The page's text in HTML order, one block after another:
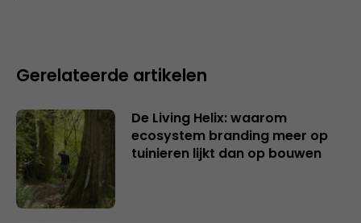
Gerelateerde artikelen
De Living Helix: waarom
ecosystem branding meer op
tuinieren lijkt dan op bouwen